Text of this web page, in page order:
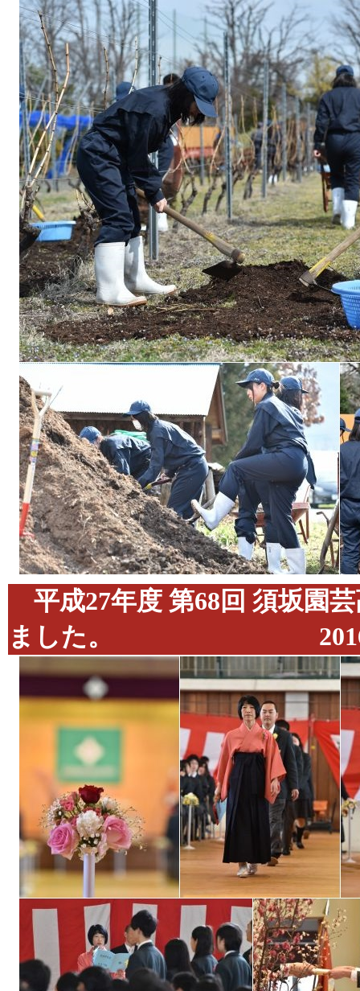
平成27年度 第68回 須坂園
ました。 2016年3